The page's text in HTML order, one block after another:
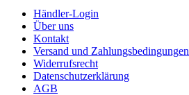
Händler-Login
Über uns
Kontakt
Versand und Zahlungsbedingungen
Widerrufsrecht
Datenschutzerklärung
AGB